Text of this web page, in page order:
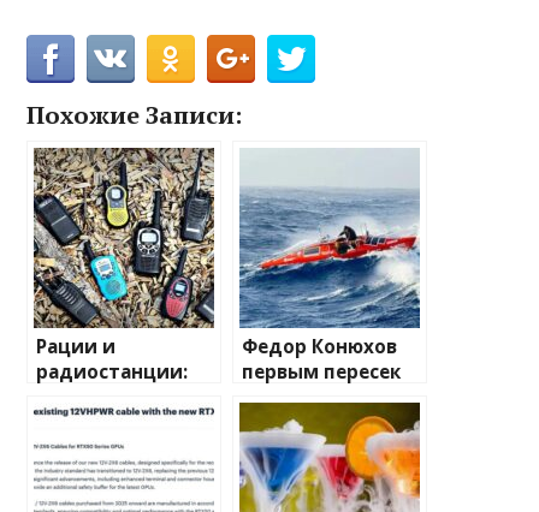
Похожие Записи:
Рации и
радиостанции:
путеводитель по
миру
беспроводной
связи
Федор Конюхов
первым пересек
Южную
Атлантику на
весельной лодке